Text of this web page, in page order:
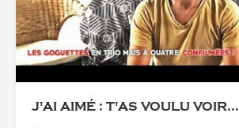
J'AI AIMÉ : T'AS VOULU VOIR…